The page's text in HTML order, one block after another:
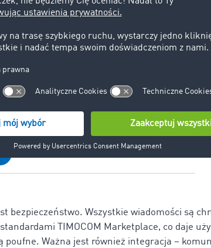
zwłaszcza w branży, gdzie szybkość
bezpieczeństwo. Wszystkie wiadomości są
TIMOCOM Marketplace, co daje
poufne. Ważna jest również integracja –